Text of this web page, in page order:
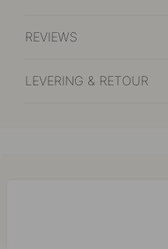
REVIEWS
LEVERING & RETOUR